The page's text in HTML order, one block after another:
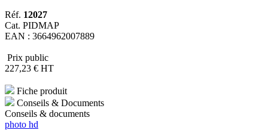
Réf. 12027
Cat. PIDMAP
EAN : 3664962007889
Prix public
227,23 € HT
Fiche produit
Conseils & Documents
Conseils & documents
photo hd